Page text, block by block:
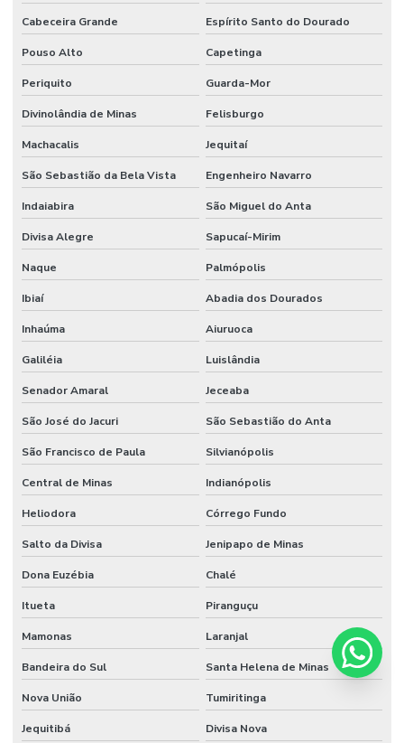
Cabeceira Grande Espírito Santo do Dourado
Pouso Alto Capetinga
Periquito Guarda-Mor
Divinolândia de Minas Felisburgo
Machacalis Jequitaí
São Sebastião da Bela Vista Engenheiro Navarro
Indaiabira São Miguel do Anta
Divisa Alegre Sapucaí-Mirim
Naque Palmópolis
Ibiaí Abadia dos Dourados
Inhaúma Aiuruoca
Galiléia Luislândia
Senador Amaral Jeceaba
São José do Jacuri São Sebastião do Anta
São Francisco de Paula Silvianópolis
Central de Minas Indianópolis
Heliodora Córrego Fundo
Salto da Divisa Jenipapo de Minas
Dona Euzébia Chalé
Itueta Piranguçu
Mamonas Laranjal
Bandeira do Sul Santa Helena de Minas
Nova União Tumiritinga
Jequitibá Divisa Nova